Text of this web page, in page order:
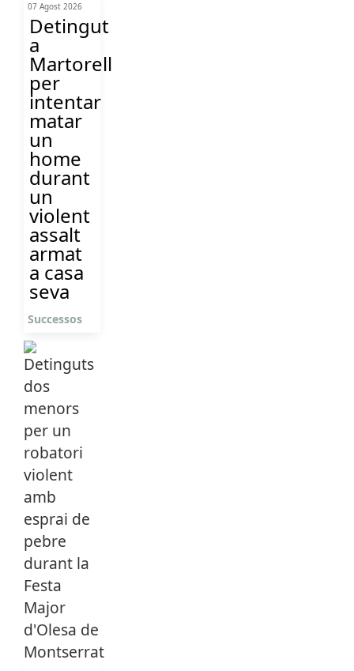
07 Agost 2026
Detingut
a
Martorell
per
intentar
matar
un
home
durant
un
violent
assalt
armat
a casa
seva
Successos